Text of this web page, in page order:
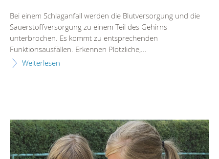
Bei einem Schlaganfall werden die Blutversorgung und die
Sauerstoffversorgung zu einem Teil des Gehirns
unterbrochen. Es kommt zu entsprechenden
Funktionsausfällen. Erkennen Plötzliche,...
Weiterlesen